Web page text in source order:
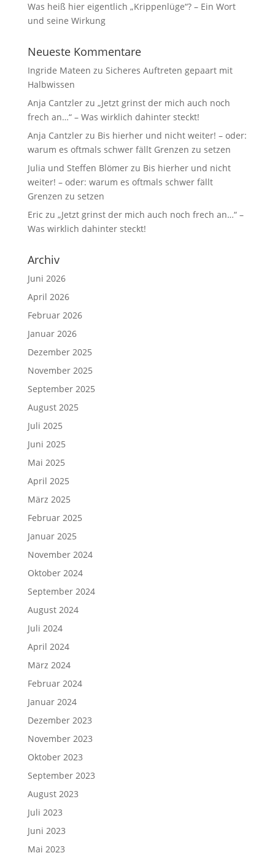
Was heiß hier eigentlich „Krippenlüge“? – Ein Wort
und seine Wirkung
Neueste Kommentare
Ingride Mateen zu Sicheres Auftreten gepaart mit
Halbwissen
Anja Cantzlerzu „Jetzt grinst der mich auch noch
frech an…“ – Was wirklich dahinter steckt!
Anja Cantzlerzu Bis hierher und nicht weiter! – oder:
warum es oftmals schwer fällt Grenzen zu setzen
Julia und Steffen Blömerzu Bis hierher und nicht
weiter! – oder: warum es oftmals schwer fällt
Grenzen zu setzen
Eric zu „Jetzt grinst der mich auch noch frech an…“ –
Was wirklich dahinter steckt!
Archiv
Juni 2026
April 2026
Februar 2026
Januar 2026
Dezember 2025
November 2025
September 2025
August 2025
Juli 2025
Juni 2025
Mai 2025
April 2025
März 2025
Februar 2025
Januar 2025
November 2024
Oktober 2024
September 2024
August 2024
Juli 2024
April 2024
März 2024
Februar 2024
Januar 2024
Dezember 2023
November 2023
Oktober 2023
September 2023
August 2023
Juli 2023
Juni 2023
Mai 2023